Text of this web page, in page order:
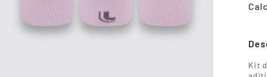
Kit